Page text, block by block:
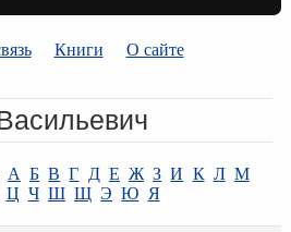
Книги О сайте
А Б В Г Д Е Ж З И К Л М
Ц Ч Ш Щ Э Ю Я